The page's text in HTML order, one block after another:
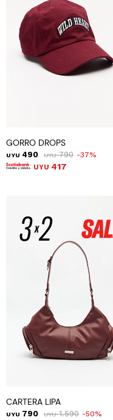
GORRO DROPS
UYU 490 UYU 790 37
UYU 417
CARTERA LIPA
UYU 790 UYU 1.590 50